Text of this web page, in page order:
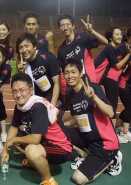
CSR活動
CSR理念
eco10プロジェクト
CSRニュース
トピックス
企業理念
採用情報
お問い合わせ